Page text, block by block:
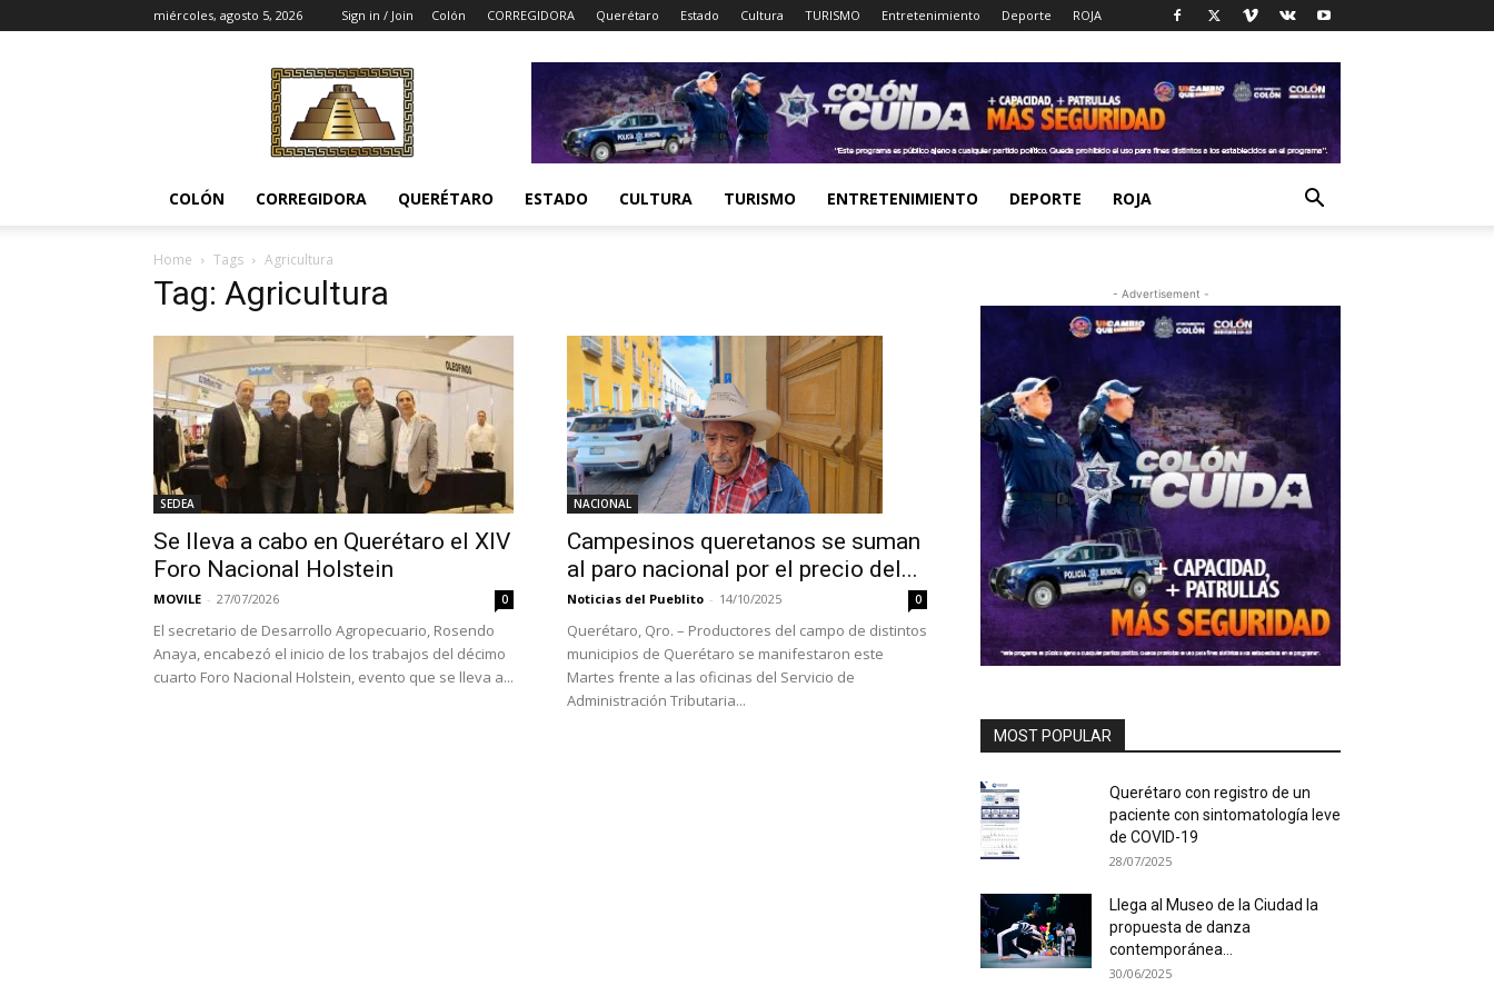
miércoles, agosto 5, 2026 Sign in / Join Colón CORREGIDORA Querétaro Estado Cultura TURISMO Entretenimiento Deporte ROJA
Noticias
del
Pueblito
COLÓN CORREGIDORA QUERÉTARO ESTADO CULTURA TURISMO ENTRETENIMIENTO DEPORTE ROJA
Home Tags Agricultura
Tag: Agricultura
SEDEA
Se lleva a cabo en Querétaro el XIV
Foro Nacional Holstein
MOVILE - 27/07/2026 0
El secretario de Desarrollo Agropecuario, Rosendo
Anaya, encabezó el inicio de los trabajos del décimo
cuarto Foro Nacional Holstein, evento que se lleva a...
NACIONAL
Campesinos queretanos se suman
al paro nacional por el precio del...
Noticias del Pueblito - 14/10/2025 0
Querétaro, Qro. – Productores del campo de distintos
municipios de Querétaro se manifestaron este
Martes frente a las oficinas del Servicio de
Administración Tributaria...
- Advertisement -
MOST POPULAR
Querétaro con registro de un
paciente con sintomatología leve
de COVID-19
28/07/2025
Llega al Museo de la Ciudad la
propuesta de danza
contemporánea...
30/06/2025